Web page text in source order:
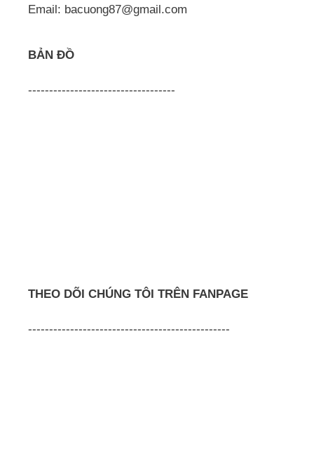
Email: bacuong87@gmail.com
BẢN ĐỒ
-----------------------------------
THEO DÕI CHÚNG TÔI TRÊN FANPAGE
------------------------------------------------